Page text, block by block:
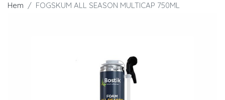
Hem FOGSKUM ALL SEASON MULTICAP 750ML